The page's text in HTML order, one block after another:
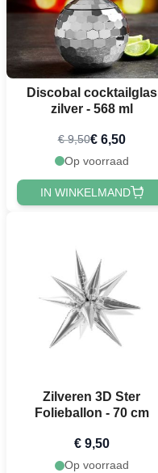
Discobal cocktailglas
zilver - 568 ml
€ 9,50€ 6,50
Op voorraad
IN WINKELMAND
Zilveren 3D Ster
Folieballon - 70 cm
€ 9,50
Op voorraad